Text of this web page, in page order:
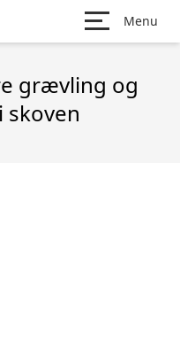
Menu
grævling og
skoven